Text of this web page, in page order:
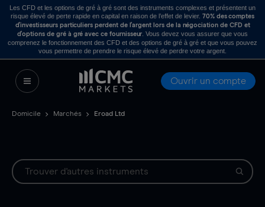
Les CFD et les options de gré à gré sont des instruments complexes et présentent un
risque élevé de perte rapide en capital en raison de l’effet de levier. 70% des comptes
d’investisseurs particuliers perdent de l’argent lors de la négociation de CFD et
d’options de gré à gré avec ce fournisseur . Vous devez vous assurer que vous
comprenez le fonctionnement des CFD et des options de gré à gré et que vous pouvez
vous permettre de prendre le risque élevé de perdre votre argent.
Ouvrir un compte
Domicile Marchés Eroad Ltd